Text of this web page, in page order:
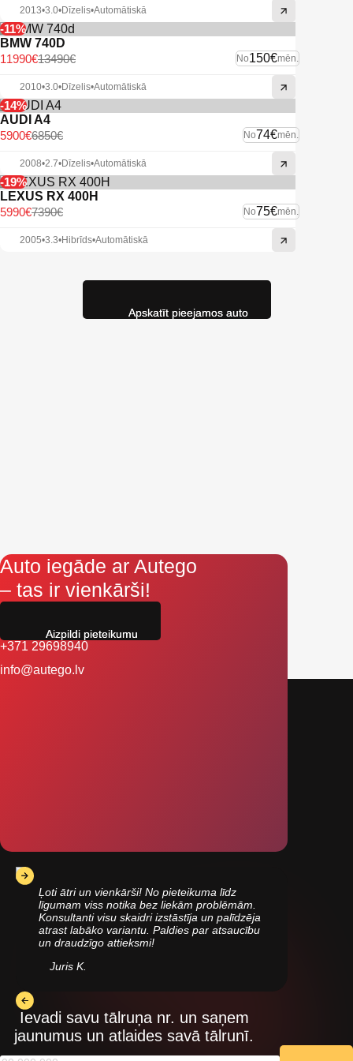
kompromisiem. Kopts salons, labs aprīkojums un praktisks
raksturs padara to par pārliecinošu izvēli ikdienai.
2013•3.0•Dīzelis•Automātiskā
-11%
BMW 740D
No150€mēn.
13490€
11990€
2010•3.0•Dīzelis•Automātiskā
-14%
AUDI A4
No74€mēn.
6850€
5900€
2008•2.7•Dīzelis•Automātiskā
-19%
LEXUS RX 400H
No75€mēn.
7390€
5990€
2005•3.3•Hibrīds•Automātiskā
Auto iegāde ar Autego
– tas ir vienkārši!
+371 29698940
info@autego.lv
Ļoti ātri un vienkārši! No pieteikuma līdz
līgumam viss notika bez liekām problēmām.
Konsultanti visu skaidri izstāstīja un palīdzēja
atrast labāko variantu. Paldies par atsaucību
un draudzīgo attieksmi!
Juris K.
Ievadi savu tālruņa nr. un saņem
jaunumus un atlaides savā tālrunī.